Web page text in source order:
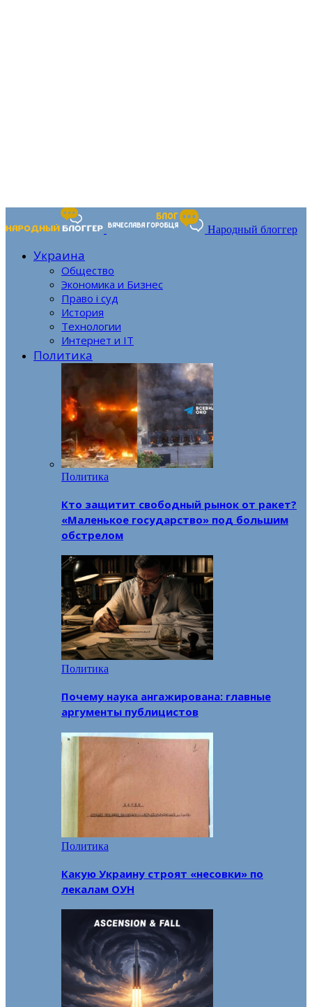
Народный блоггер
Украина
Общество
Экономика и Бизнес
Право і суд
История
Технологии
Интернет и IT
Политика
Политика
Кто защитит свободный рынок от ракет?
«Маленькое государство» под большим
обстрелом
Политика
Почему наука ангажирована: главные
аргументы публицистов
Политика
Какую Украину строят «несовки» по
лекалам ОУН